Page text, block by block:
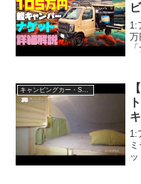
1:
万
キャンピングカー・SUV人気車種
1: